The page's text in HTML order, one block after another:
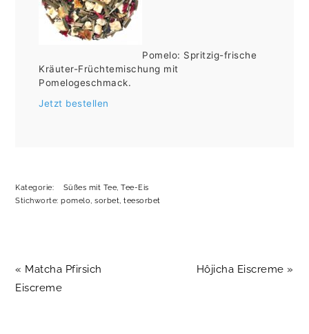
Pomelo: Spritzig-frische
Kräuter-Früchtemischung mit
Pomelogeschmack.
Jetzt bestellen
Kategorie: Süßes mit Tee,Tee-Eis
Stichworte:pomelo,sorbet,teesorbet
Vorheriger
Beitrag:
« Matcha Pfirsich
Eiscreme
Nächster
Hôjicha Eiscreme »